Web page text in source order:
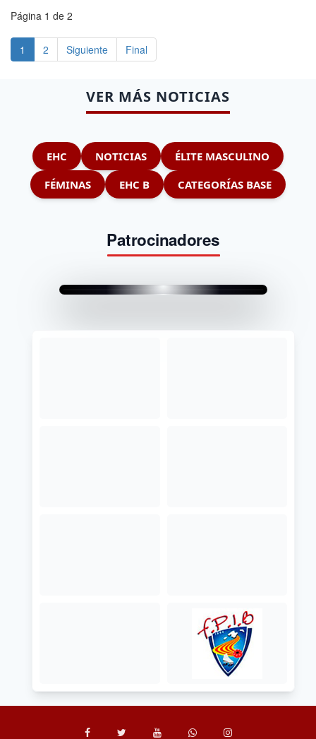
Página 1 de 2
1 2 Siguiente Final
VER MÁS NOTICIAS
EHC NOTICIAS
ÉLITE MASCULINO
FÉMINAS
EHC B CATEGORÍAS BASE
Patrocinadores